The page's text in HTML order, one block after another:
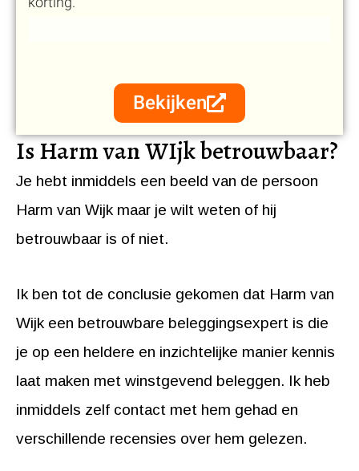
Bekijken
Is Harm van WIjk betrouwbaar?
Je hebt inmiddels een beeld van de persoon
Harm van Wijk maar je wilt weten of hij
betrouwbaar is of niet.
Ik ben tot de conclusie gekomen dat Harm van
Wijk een betrouwbare beleggingsexpert is die
je op een heldere en inzichtelijke manier kennis
laat maken met winstgevend beleggen. Ik heb
inmiddels zelf contact met hem gehad en
verschillende recensies over hem gelezen.